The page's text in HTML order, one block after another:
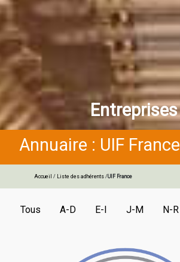
Entreprises
Annuaire : UIF France
Accueil /Liste des adhérents/UIF France
Tous A-D E-I J-M N-R